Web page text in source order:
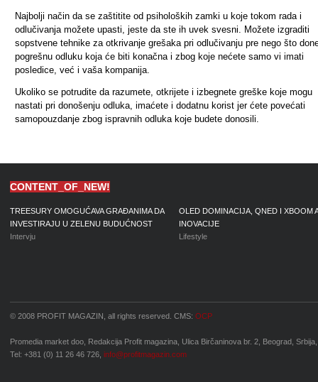
Najbolji način da se zaštitite od psiholoških zamki u koje tokom rada i
odlučivanja možete upasti, jeste da ste ih uvek svesni. Možete izgraditi
sopstvene tehnike za otkrivanje grešaka pri odlučivanju pre nego što
pogrešnu odluku koja će biti konačna i zbog koje nećete samo vi imati
posledice, već i vaša kompanija.
Ukoliko se potrudite da razumete, otkrijete i izbegnete greške koje mogu
nastati pri donošenju odluka, imaćete i dodatnu korist jer ćete povećati
samopouzdanje zbog ispravnih odluka koje budete donosili.
CONTENT_OF_NEW!
TREESURY OMOGUĆAVA GRAĐANIMA DA
INVESTIRAJU U ZELENU BUDUĆNOST
Intervju
OLED DOMINACIJA, QNED I XBOOM
INOVACIJE
Lifestyle
© 2008 PROFIT MAGAZIN, all rights reserved. CMS: OCP
Promedia market doo, Redakcija Profit magazina, Ulica Birčaninova br. 2, Beograd, Srbija,
Tel: +381 (0) 11 26 46 726, info@profitmagazin.com